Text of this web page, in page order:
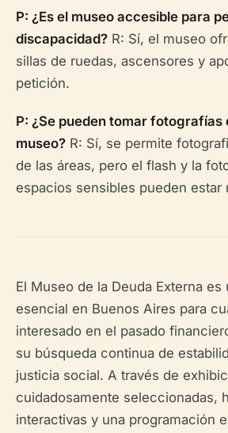
P: ¿Es el museo accesible para
discapacidad? R: Sí, el museo
sillas de ruedas, ascensores y
petición.
P: ¿Se pueden tomar fotografías
museo? R: Sí, se permite
de las áreas, pero el flash y la
espacios sensibles pueden estar
El Museo de la Deuda Externa es
esencial en Buenos Aires para
interesado en el pasado
su búsqueda continua de
justicia social. A través de
cuidadosamente seleccionadas,
interactivas y una programación